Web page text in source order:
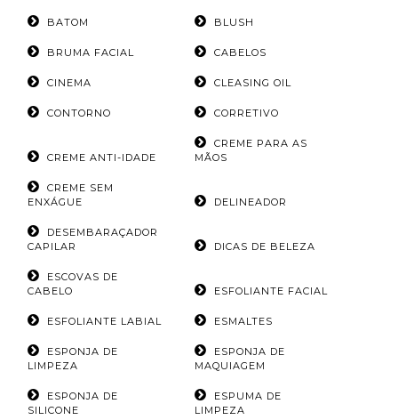
BATOM BLUSH
BRUMA FACIAL CABELOS
CINEMA CLEASING OIL
CONTORNO CORRETIVO
CREME ANTI-IDADE
CREME PARA AS
MÃOS
CREME SEM
ENXÁGUE
DELINEADOR
DESEMBARAÇADOR
CAPILAR
DICAS DE BELEZA
ESCOVAS DE
CABELO
ESFOLIANTE FACIAL
ESFOLIANTE LABIAL ESMALTES
ESPONJA DE
LIMPEZA
ESPONJA DE
MAQUIAGEM
ESPONJA DE
SILICONE
ESPUMA DE
LIMPEZA